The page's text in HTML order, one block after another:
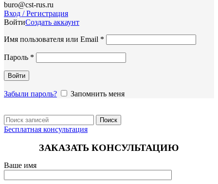
buro@cst-rus.ru
Вход / Регистрация
ВойтиСоздать аккаунт
Имя пользователя или Email *
Пароль *
Войти
Забыли пароль? Запомнить меня
Поиск
Бесплатная консультация
ЗАКАЗАТЬ КОНСУЛЬТАЦИЮ
Ваше имя